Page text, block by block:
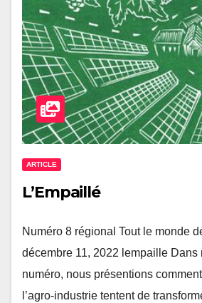
ARTICLE
L’Empaillé
Numéro 8 régional Tout le monde
décembre 11, 2022 lempaille Dans
numéro, nous présentions
l’agro-industrie tentent de